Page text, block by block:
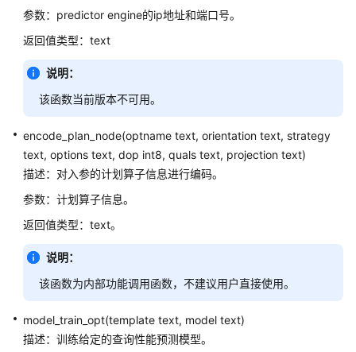
开
指
南
（分
布
式
_V2.0-
8.x）
发
指
（集
式
8.x）
参数：predictor engine的ip地址和端口号。
返回值类型：text
说明：
该函数当前版本不可用。
encode_plan_node(optname text, orientation text, strategy
text, options text, dop int8, quals text, projection text)
描述：对入参的计划算子信息进行编码。
参数：计划算子信息。
返回值类型：text。
说明：
该函数为内部功能调用函数，不建议用户直接使用。
model_train_opt(template text, model text)
描述：训练给定的查询性能预测模型。